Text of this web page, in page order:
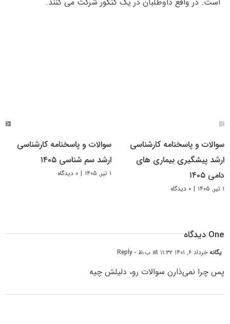
سوالات و پاسخنامه کارشناسی
ارشد پیشگیری بیماری های
دامی ۱۴۰۵
۱ تیر, ۱۴۰۵ | ۰ دیدگاه
سوالات و پاسخنامه کارشناسی
ارشد سم شناسی ۱۴۰۵
۱ تیر, ۱۴۰۵ | ۰ دیدگاه
One دیدگاه
یگانهخرداد ۶, ۱۴۰۱ at ۱۱:۳۲ ب٫ظ - Reply
پس چرا نمی‌ذارن سوالات رو، دلیلش چیه